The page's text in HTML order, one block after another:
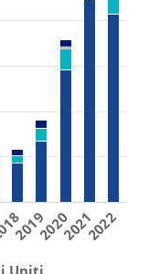
2019202020212022